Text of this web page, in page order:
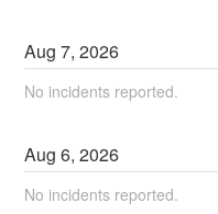
Aug7,2026
No incidents reported.
Aug6,2026
No incidents reported.